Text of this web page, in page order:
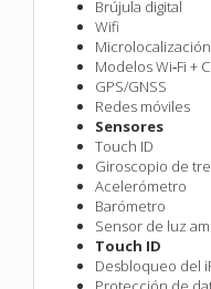
Brújula digital
Wifi
Modelos Wi‑Fi +
GPS/GNSS
Redes móviles
Sensores
Touch ID
Giroscopio de
Acelerómetro
Barómetro
Sensor de luz
Touch ID
Desbloqueo del